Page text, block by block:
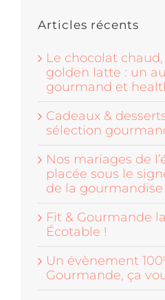
Articles récents
Le chocolat
golden latte : un
gourmand et
Cadeaux &
sélection
Nos mariages de
placée sous le
de la gourmandise
Fit & Gourmande
Écotable !
Un évènement
Gourmande, ça